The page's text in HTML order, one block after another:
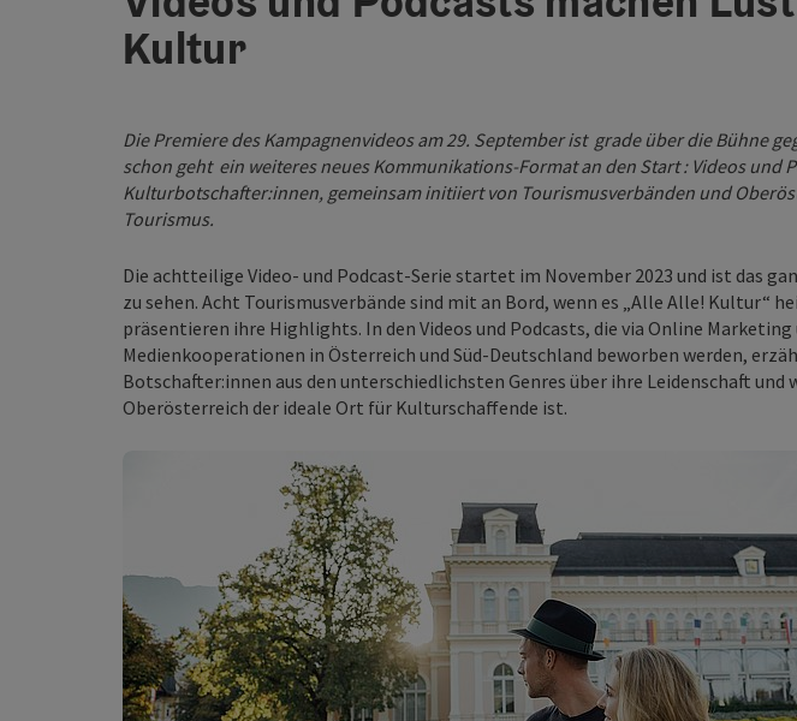
Kultur
Die Premiere des Kampagnenvideos am 29. September ist grade über die Bühne
schon geht ein weiteres neues Kommunikations-Format an den Start : Videos und
Kulturbotschafter:innen, gemeinsam initiiert von Tourismusverbänden und
Tourismus.
Die achtteilige Video- und Podcast-Serie startet im November 2023 und ist das
zu sehen. Acht Tourismusverbände sind mit an Bord, wenn es „Alle Alle! Kultur“
präsentieren ihre Highlights. In den Videos und Podcasts, die via Online Marketing
Medienkooperationen in Österreich und Süd-Deutschland beworben werden,
Botschafter:innen aus den unterschiedlichsten Genres über ihre Leidenschaft und
Oberösterreich der ideale Ort für Kulturschaffende ist.